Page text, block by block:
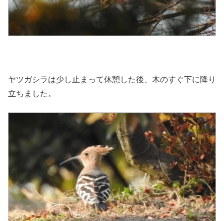
ヤツガシラは少し止まって休憩した後、木のすぐ下に降り
立ちました。